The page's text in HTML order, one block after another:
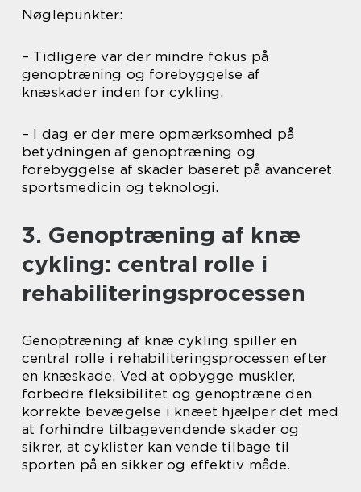
Nøglepunkter:
– Tidligere var der mindre fokus på
genoptræning og forebyggelse af
knæskader inden for cykling.
– I dag er der mere opmærksomhed på
betydningen af genoptræning og
forebyggelse af skader baseret på avanceret
sportsmedicin og teknologi.
3. Genoptræning af knæ
cykling: central rolle i
rehabiliteringsprocessen
Genoptræning af knæ cykling spiller en
central rolle i rehabiliteringsprocessen efter
en knæskade. Ved at opbygge muskler,
forbedre fleksibilitet og genoptræne den
korrekte bevægelse i knæet hjælper det med
at forhindre tilbagevendende skader og
sikrer, at cyklister kan vende tilbage til
sporten på en sikker og effektiv måde.